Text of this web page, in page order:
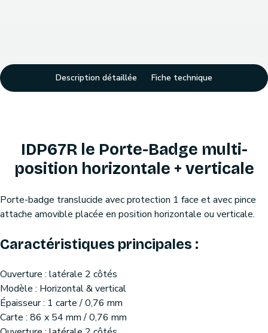
Description détaillée Fiche technique
IDP67R le Porte-Badge multi-
position horizontale + verticale
Porte-badge translucide avec protection 1 face et avec pince
attache amovible placée en position horizontale ou verticale.
Caractéristiques principales :
Ouverture : latérale 2 côtés
Modèle : Horizontal & vertical
Épaisseur : 1 carte / 0,76 mm
Carte : 86 x 54 mm / 0,76 mm